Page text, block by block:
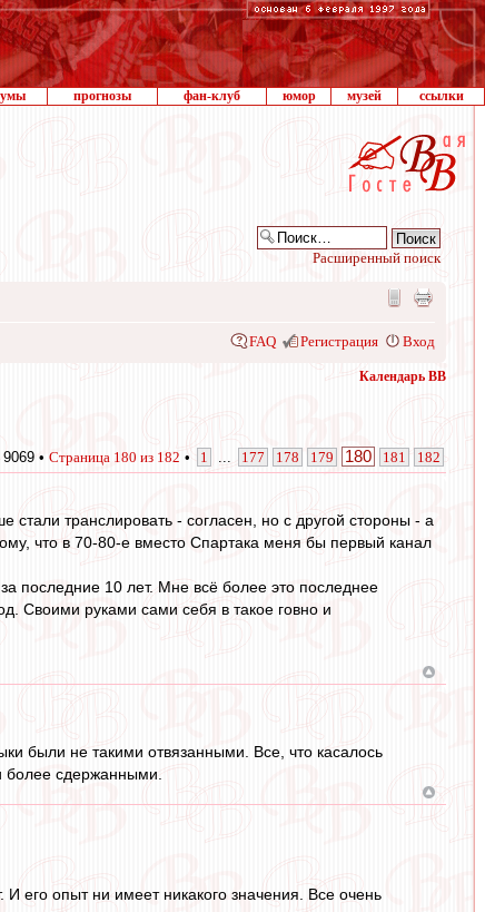
прогнозы фан-клуб юмор музей ссылки
Расширенный поиск
FAQ Регистрация Вход
Календарь ВВ
• Страница 180 из 182 • 1 177 178 179 180 181 182
транслировать - согласен, но с другой стороны - а
что в 70-80-е вместо Спартака меня бы первый канал
последние 10 лет. Мне всё более это последнее
Своими руками сами себя в такое говно и
были не такими отвязанными. Все, что касалось
более сдержанными.
И его опыт ни имеет никакого значения. Все очень